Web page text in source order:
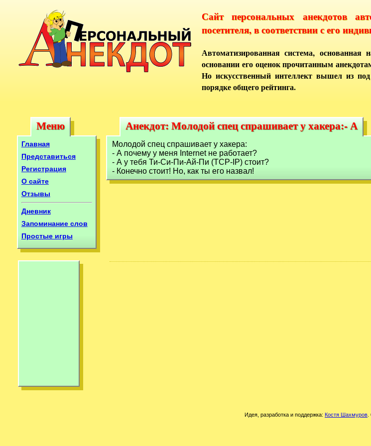
Сайт персональных анекдотов
посетителя, в соответствии с его
Автоматизированная система, основанная
основании его оценок прочитанным
Но искусственный интеллект вышел из
порядке общего рейтинга.
Меню
Меню
Главная
Представиться
Регистрация
О сайте
Отзывы
Дневник
Запоминание слов
Простые игры
Анекдот: Молодой спец спрашивает у хакера:- А
Анекдот: Молодой спец спрашивает у хакера:- А
Молодой спец спрашивает у хакера:
- А почему у меня Internet не работает?
- А у тебя Ти-Си-Пи-Ай-Пи (TCP-IP) стоит?
- Конечно стоит! Но, как ты его назвал!
Идея, разработка и поддержка: Костя Шахмуров